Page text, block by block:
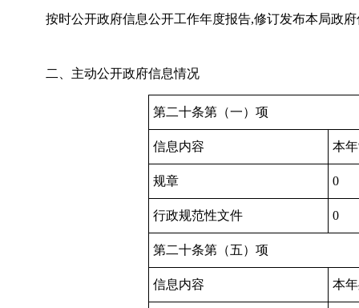
按时公开政府信息公开工作年度报告,修订发布本局政
二、主动公开政府信息情况
第二十条第（一）项
信息内容 本
规章 0
行政规范性文件 0
第二十条第（五）项
信息内容 本